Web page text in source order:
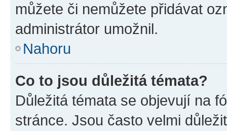
můžete či nemůžete přidávat
administrátor umožnil.
Nahoru
Co to jsou důležitá témata?
Důležitá témata se objevují na
stránce. Jsou často velmi